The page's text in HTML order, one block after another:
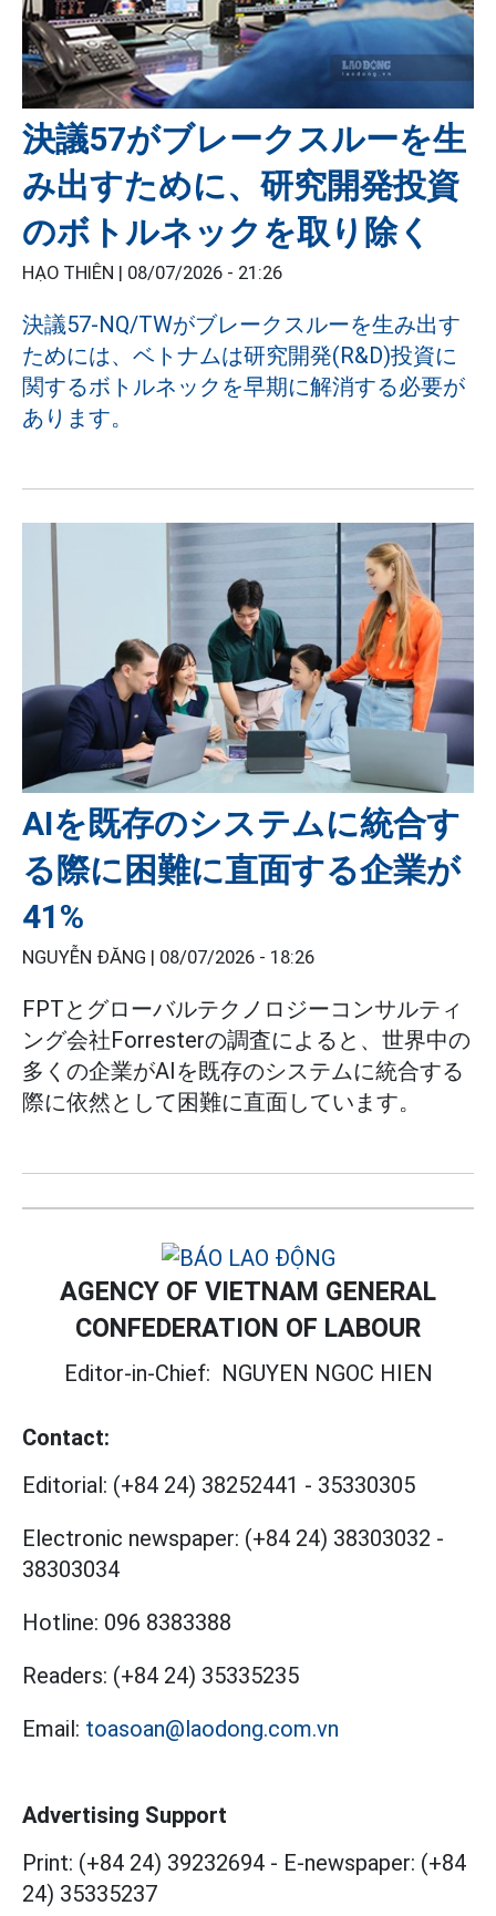
決議57がブレークスルーを生
み出すために、研究開発投資
のボトルネックを取り除く
HẠO THIÊN | 08/07/2026 - 21:26
決議57-NQ/TWがブレークスルーを生み出す
ためには、ベトナムは研究開発(R&D)投資に
関するボトルネックを早期に解消する必要が
あります。
AIを既存のシステムに統合す
る際に困難に直面する企業が
41%
NGUYỄN ĐĂNG | 08/07/2026 - 18:26
FPTとグローバルテクノロジーコンサルティ
ング会社Forresterの調査によると、世界中の
多くの企業がAIを既存のシステムに統合する
際に依然として困難に直面しています。
AGENCY OF VIETNAM GENERAL
CONFEDERATION OF LABOUR
Editor-in-Chief: NGUYEN NGOC HIEN
Contact:
Editorial: (+84 24) 38252441 - 35330305
Electronic newspaper: (+84 24) 38303032 -
38303034
Hotline: 096 8383388
Readers: (+84 24) 35335235
Email: toasoan@laodong.com.vn
Advertising Support
Print: (+84 24) 39232694 - E-newspaper: (+84
24) 35335237